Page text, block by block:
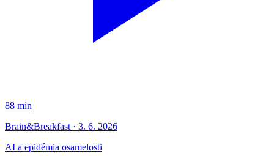
88 min
Brain&Breakfast · 3. 6. 2026
AI a epidémia osamelosti